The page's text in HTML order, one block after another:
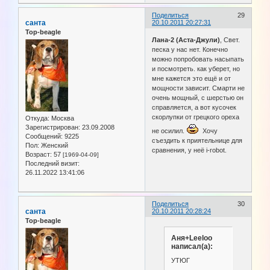
Поделиться
29
20.10.2011 20:27:31
санта
Top-beagle
Откуда: Москва
Зарегистрирован: 23.09.2008
Сообщений: 9225
Пол: Женский
Возраст: 57 [1969-04-09]
Последний визит:
26.11.2022 13:41:06
Лана-2 (Аста-Джули) , Свет.
песка у нас нет. Конечно
можно попробовать насыпать
и посмотреть. как уберет, но
мне кажется это ещё и от
мощности зависит. Смарти не
очень мощный, с шерстью он
справляется, а вот кусочек
скорлупки от грецкого ореха
не осилил.
Хочу
съездить к приятельнице для
сравнения, у неё i-robot.
Поделиться
30
20.10.2011 20:28:24
санта
Top-beagle
Аня+Leeloo
написал(а):
УТЮГ